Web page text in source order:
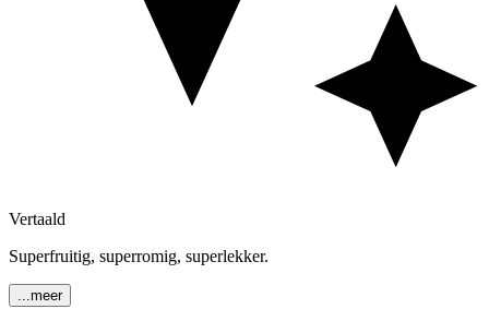
Vertaald
Superfruitig, superromig, superlekker.
...meer